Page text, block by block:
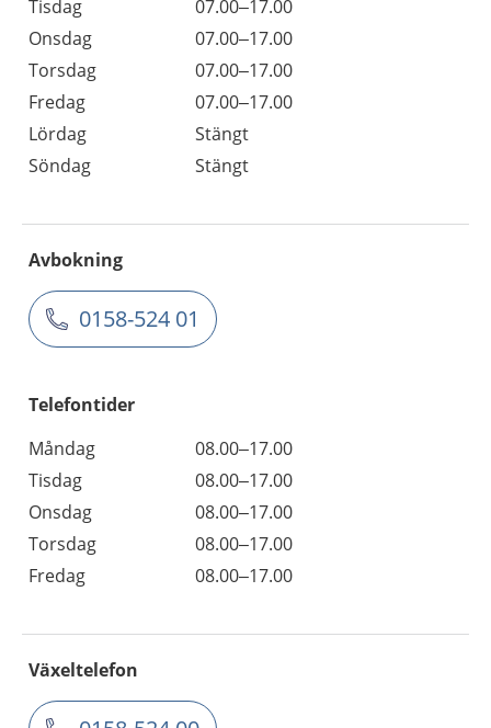
Tisdag
07.00–17.00
Onsdag
07.00–17.00
Torsdag
07.00–17.00
Fredag
07.00–17.00
Lördag
Stängt
Söndag
Stängt
Avbokning
0158-524 01
Telefontider
Måndag
08.00–17.00
Tisdag
08.00–17.00
Onsdag
08.00–17.00
Torsdag
08.00–17.00
Fredag
08.00–17.00
Växeltelefon